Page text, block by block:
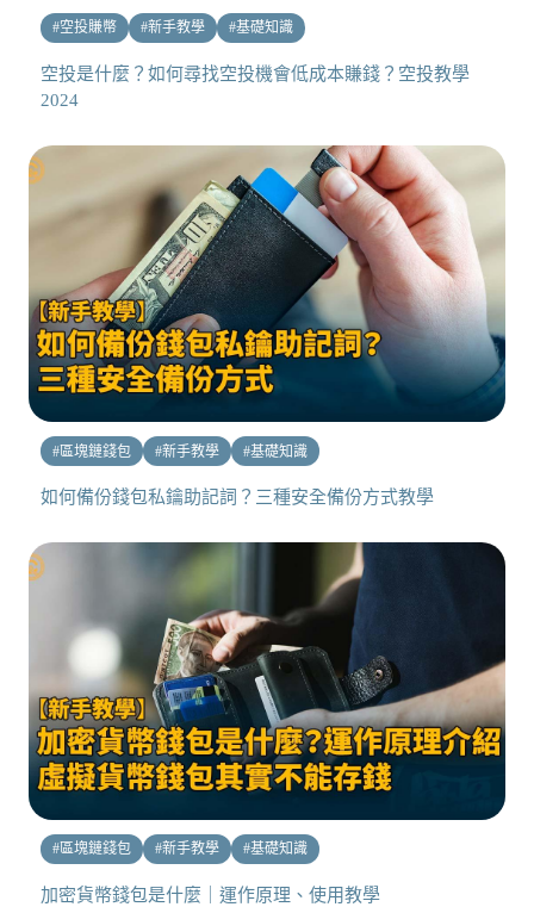
#空投賺幣 #新手教學 #基礎知識
空投是什麼？如何尋找空投機會低成本賺錢？空投教學
2024
#區塊鏈錢包 #新手教學 #基礎知識
如何備份錢包私鑰助記詞？三種安全備份方式教學
#區塊鏈錢包 #新手教學 #基礎知識
加密貨幣錢包是什麼｜運作原理、使用教學